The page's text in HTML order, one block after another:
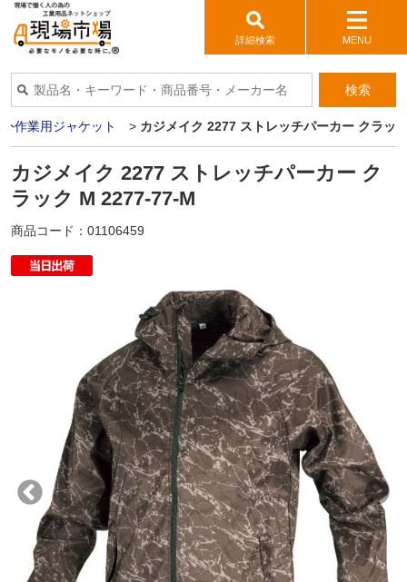
詳細検索 MENU
検索
作業用ジャケット > カジメイク 2277 ストレッチパーカー クラッ
カジメイク 2277 ストレッチパーカー ク
ラック M 2277-77-M
商品コード： 01106459